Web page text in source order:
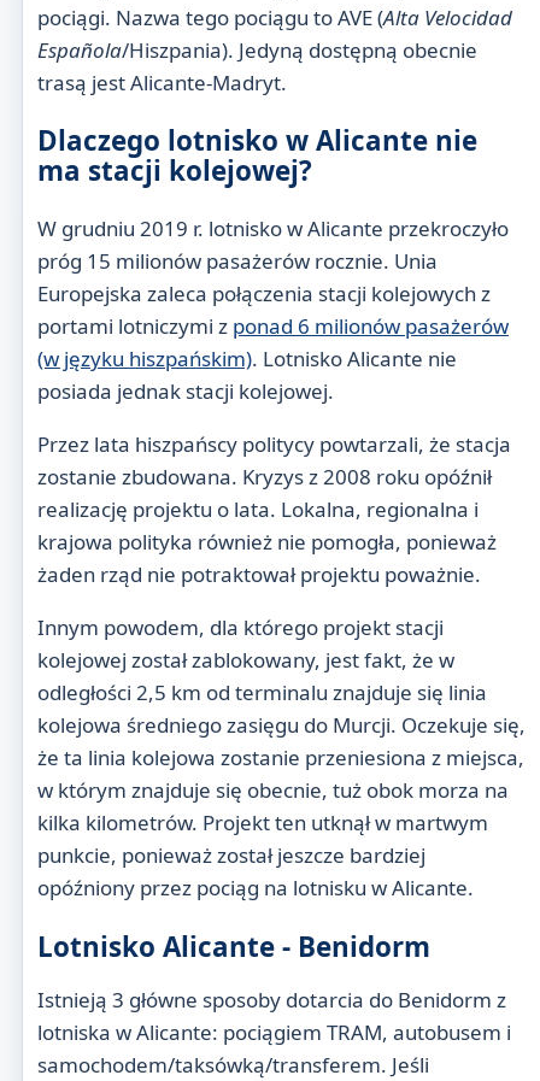
pociągi. Nazwa tego pociągu to AVE (Alta Velocidad
Española/Hiszpania). Jedyną dostępną obecnie
trasą jest Alicante-Madryt.
Dlaczego lotnisko w Alicante nie
ma stacji kolejowej?
W grudniu 2019 r. lotnisko w Alicante przekroczyło
próg 15 milionów pasażerów rocznie. Unia
Europejska zaleca połączenia stacji kolejowych z
portami lotniczymi z ponad 6 milionów pasażerów
(w języku hiszpańskim). Lotnisko Alicante nie
posiada jednak stacji kolejowej.
Przez lata hiszpańscy politycy powtarzali, że stacja
zostanie zbudowana. Kryzys z 2008 roku opóźnił
realizację projektu o lata. Lokalna, regionalna i
krajowa polityka również nie pomogła, ponieważ
żaden rząd nie potraktował projektu poważnie.
Innym powodem, dla którego projekt stacji
kolejowej został zablokowany, jest fakt, że w
odległości 2,5 km od terminalu znajduje się linia
kolejowa średniego zasięgu do Murcji. Oczekuje się,
że ta linia kolejowa zostanie przeniesiona z miejsca,
w którym znajduje się obecnie, tuż obok morza na
kilka kilometrów. Projekt ten utknął w martwym
punkcie, ponieważ został jeszcze bardziej
opóźniony przez pociąg na lotnisku w Alicante.
Lotnisko Alicante - Benidorm
Istnieją 3 główne sposoby dotarcia do Benidorm z
lotniska w Alicante: pociągiem TRAM, autobusem i
samochodem/taksówką/transferem. Jeśli